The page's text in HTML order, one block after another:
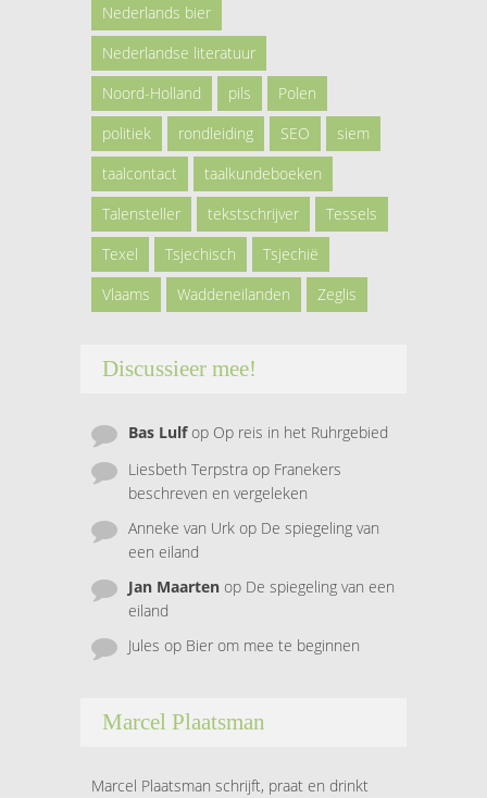
Nederlands bier
Nederlandse literatuur
Noord-Holland
pils
Polen
politiek
rondleiding SEO
siem
taalcontact
taalkundeboeken
Talensteller
tekstschrijver
Tessels
Texel
Tsjechisch
Tsjechië
Vlaams
Waddeneilanden Zeglis
Discussieer mee!
Bas Lulfop Op reis in het Ruhrgebied
Liesbeth Terpstra op Franekers
beschreven en vergeleken
Anneke van Urk op De spiegeling van
een eiland
Jan Maarten op De spiegeling van een
eiland
Jules op Bier om mee te beginnen
Marcel Plaatsman
Marcel Plaatsman schrijft, praat en drinkt